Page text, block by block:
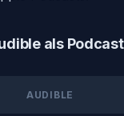
als
AUDIBLE